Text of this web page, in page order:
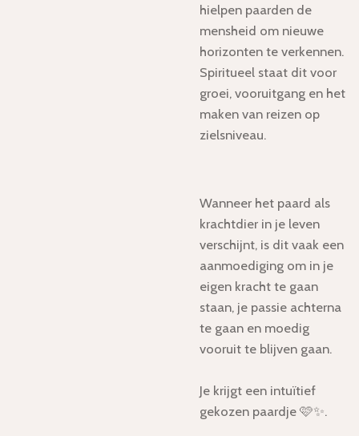
hielpen paarden de
mensheid om nieuwe
horizonten te verkennen.
Spiritueel staat dit voor
groei, vooruitgang en het
maken van reizen op
zielsniveau.
Wanneer het paard als
krachtdier in je leven
verschijnt, is dit vaak een
aanmoediging om in je
eigen kracht te gaan
staan, je passie achterna
te gaan en moedig
vooruit te blijven gaan.
Je krijgt een intuïtief
gekozen paardje 🩷✨.